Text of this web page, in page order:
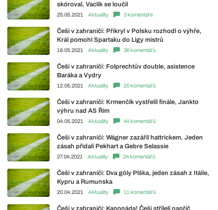
skóroval, Vaclík se loučil
25.05.2021 Aktuality 3 komentáře
Češi v zahraničí: Přikryl v Polsku rozhodl o výhře,
Král pomohl Spartaku do Ligy mistrů
18.05.2021 Aktuality 36 komentářů
Češi v zahraničí: Folprechtův double, asistence
Baráka a Vydry
12.05.2021 Aktuality 20 komentářů
Češi v zahraničí: Krmenčík vystřelil finále, Jankto
výhru nad AS Řím
04.05.2021 Aktuality 44 komentářů
Češi v zahraničí: Wágner zazářil hattrickem. Jeden
zásah přidali Pekhart a Gebre Selassie
27.04.2021 Aktuality 24 komentářů
Češi v zahraničí: Dva góly Plška, jeden zásah z Itálie,
Kypru a Rumunska
20.04.2021 Aktuality 11 komentářů
Češi v zahraničí: Kanonáda! Češi stříleli napříč